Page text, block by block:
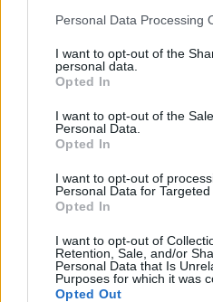
Please note that this website/
not limited to your visit or
grant or deny consent to
use your data for below
consent section.
Personal Data Processing
I want to opt-out of the
personal data.
Opted In
I want to opt-out of the
Personal Data.
Opted In
I want to opt-out of
Personal Data for Targeted
Opted In
I want to opt-out of
Retention, Sale, and/or
Personal Data that Is
Purposes for which it was
Opted Out
Σέρρες: Βίντεο
οδηγός του
σύγκρουση
Λένα Σαμαρά:
για τον έναν χρόνο
κόρης του Αντώνη
Γερμανία:
ανθρωποκτονίες
Έφυγε από τη ζωή η
πρώην σύζυγος του
Πιο